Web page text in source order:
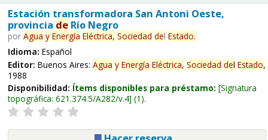
Estación transformadora San Antoni Oeste,
provincia deRío Negro
por Agua y Energía Eléctrica, Sociedad del Estado.
Idioma: Español
Editor: Buenos Aires: Agua y Energía Eléctrica, Sociedad del Estado,
1988
Disponibilidad: Ítems disponibles para préstamo: Signatura
topográfica: 621.374.5/A282/v.4 (1).